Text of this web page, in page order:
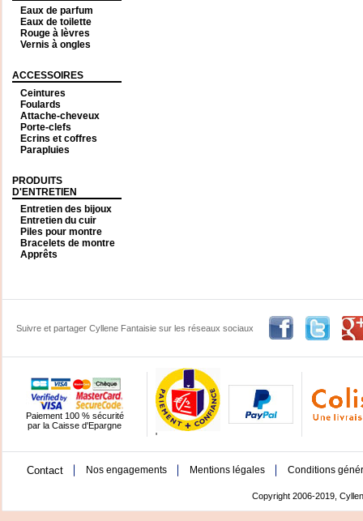
Eaux de parfum
Eaux de toilette
Rouge à lèvres
Vernis à ongles
ACCESSOIRES
Ceintures
Foulards
Attache-cheveux
Porte-clefs
Ecrins et coffres
Parapluies
PRODUITS
D'ENTRETIEN
Entretien des bijoux
Entretien du cuir
Piles pour montre
Bracelets de montre
Apprêts
Suivre et partager Cyllene Fantaisie sur les réseaux sociaux
Paiement 100 % sécurité
par la Caisse d'Epargne
'
Contact Nos engagements Mentions légales Conditions
Copyright 2006-2019,